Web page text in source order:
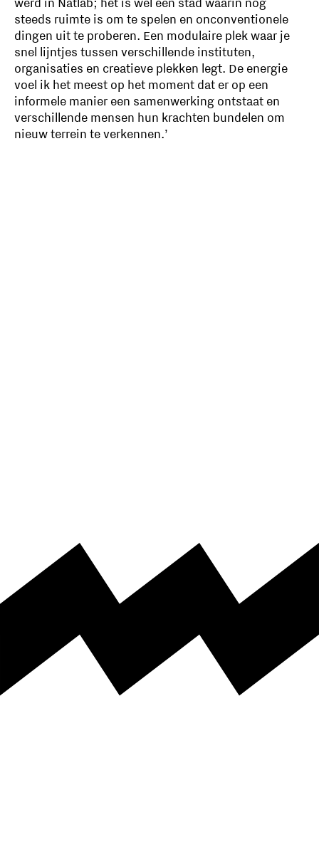
steeds ruimte is om te spelen en onconventionele
dingen uit te proberen. Een modulaire plek waar je
snel lijntjes tussen verschillende instituten,
organisaties en creatieve plekken legt. De energie
voel ik het meest op het moment dat er op een
informele manier een samenwerking ontstaat en
verschillende mensen hun krachten bundelen om
nieuw terrein te verkennen.’